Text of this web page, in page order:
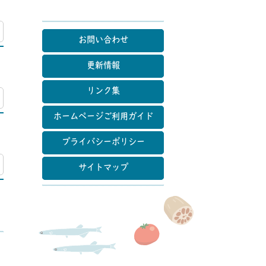
マップ
お問い合わせ
更新情報
リンク集
ホームページご利用ガイド
プライバシーポリシー
サイトマップ